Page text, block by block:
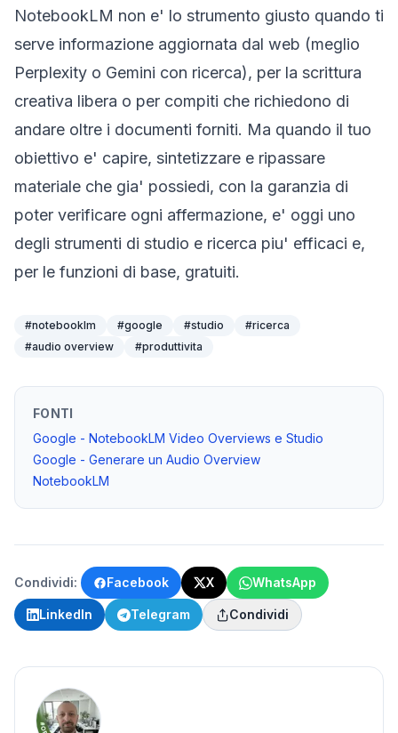
NotebookLM non e' lo strumento giusto quando ti
serve informazione aggiornata dal web (meglio
Perplexity o Gemini con ricerca), per la scrittura
creativa libera o per compiti che richiedono di
andare oltre i documenti forniti. Ma quando il tuo
obiettivo e' capire, sintetizzare e ripassare
materiale che gia' possiedi, con la garanzia di
poter verificare ogni affermazione, e' oggi uno
degli strumenti di studio e ricerca piu' efficaci e,
per le funzioni di base, gratuiti.
#notebooklm #google #studio #ricerca
#audio overview #produttivita
FONTI
Google - NotebookLM Video Overviews e Studio
Google - Generare un Audio Overview
NotebookLM
Condividi: Facebook X WhatsApp
LinkedIn Telegram Condividi